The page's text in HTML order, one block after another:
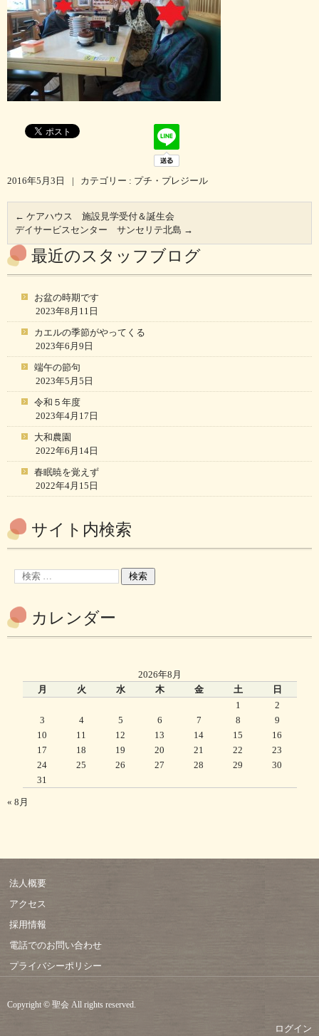
2016年5月3日 | カテゴリー : プチ・プレジール
← ケアハウス 施設見学受付＆誕生会
デイサービスセンター サンセリテ北島 →
最近のスタッフブログ
お盆の時期です
2023年8月11日
カエルの季節がやってくる
2023年6月9日
端午の節句
2023年5月5日
令和５年度
2023年4月17日
大和農園
2022年6月14日
春眠暁を覚えず
2022年4月15日
サイト内検索
カレンダー
2026年8月
月
火 水 木 金 土
日
1
2
3
4 5 6 7 8
9
10
11 12 13 14 15
16
17
18 19 20 21 22
23
24
25 26 27 28 29
30
31
« 8月
法人概要
アクセス
採用情報
電話でのお問い合わせ
プライバシーポリシー
Copyright © 聖会 All rights reserved.
ログイン